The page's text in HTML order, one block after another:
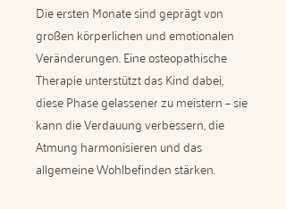
Die ersten Monate sind geprägt von
großen körperlichen und emotionalen
Veränderungen. Eine osteopathische
Therapie unterstützt das Kind dabei,
diese Phase gelassener zu meistern – sie
kann die Verdauung verbessern, die
Atmung harmonisieren und das
allgemeine Wohlbefinden stärken.